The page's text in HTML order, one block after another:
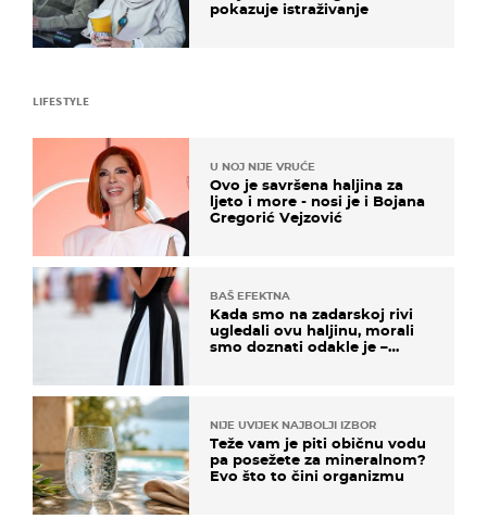
pokazuje istraživanje
LIFESTYLE
U NOJ NIJE VRUĆE
Ovo je savršena haljina za
ljeto i more - nosi je i Bojana
Gregorić Vejzović
BAŠ EFEKTNA
Kada smo na zadarskoj rivi
ugledali ovu haljinu, morali
smo doznati odakle je –
NIJE UVIJEK NAJBOLJI IZBOR
Teže vam je piti običnu vodu
pa posežete za mineralnom?
Evo što to čini organizmu